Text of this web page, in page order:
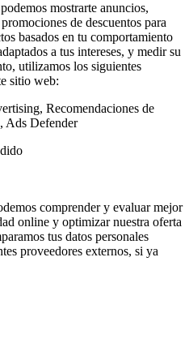
mostrarte anuncios,
de descuentos para
basados en tu comportamiento
a tus intereses, y medir su
utilizamos los siguientes
sitio web:
Recomendaciones de
Ads Defender
comprender y evaluar mejor
online y optimizar nuestra oferta
tus datos personales
proveedores externos, si ya